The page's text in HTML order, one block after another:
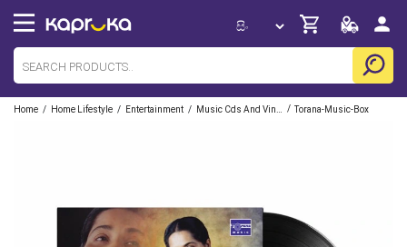
Home / Home Lifestyle / Entertainment / / Torana-Music-Box